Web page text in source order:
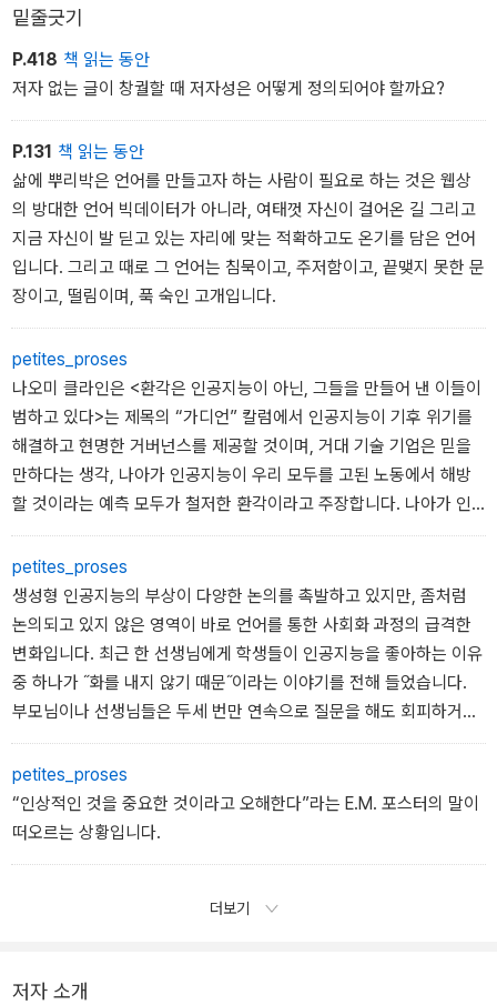
지는 차별점이 무엇인지, 그 기술이 사회 곳곳에 스며들기 전에 확립
해야 할 윤리는 무엇인지 살핀다. 인간의 읽기-쓰기, 인공지능의 읽
기-쓰기를 비교·대조하며 사람이 읽고 쓴 글과 인공지능이 읽고 쓴 글
행위는 인간의 읽기-쓰기를 대체할 수 있을까? 리터러시 생태계의 근
본적 변화 속에서 우리는 읽고 쓰는 존재로서의 자신을 어떻게 더 잘
돌볼 수 있을까? 단순히 인공지능의 활용법을 넘어 새로운 기술에 대
한 제대로 된 관점과 태도 정립을 돕는 책이다.
밑줄긋기
P.418 책 읽는 동안
저자 없는 글이 창궐할 때 저자성은 어떻게 정의되어야 할까요?
P.131 책 읽는 동안
삶에 뿌리박은 언어를 만들고자 하는 사람이 필요로 하는 것은 웹상
의 방대한 언어 빅데이터가 아니라, 여태껏 자신이 걸어온 길 그리고
지금 자신이 발 딛고 있는 자리에 맞는 적확하고도 온기를 담은 언어
입니다. 그리고 때로 그 언어는 침묵이고, 주저함이고, 끝맺지 못한 문
장이고, 떨림이며, 푹 숙인 고개입니다.
petites_proses
나오미 클라인은 <환각은 인공지능이 아닌, 그들을 만들어 낸 이들이
범하고 있다>는 제목의 “가디언” 칼럼에서 인공지능이 기후 위기를
해결하고 현명한 거버넌스를 제공할 것이며, 거대 기술 기업은 믿을
만하다는 생각, 나아가 인공지능이 우리 모두를 고된 노동에서 해방
할 것이라는 예측 모두가 철저한 환각이라고 주장합니다. 나아가 인
공지능 개발을 이끄는 거대 IT기업의 전략을 “인류 역사상 가장 방대
하고 치명적인 도둑질”이라 표현하면서, 역사상 가장 많은 부를 축적
한 글로벌 대기업들이 “디지털 형태로 존재하는 인간 지식의 총합을
일방적으로 탈취하여 독점 제품 안에 가두어 두는 것”이라고 일침을
날립니다.
petites_proses
생성형 인공지능의 부상이 다양한 논의를 촉발하고 있지만, 좀처럼
논의되고 있지 않은 영역이 바로 언어를 통한 사회화 과정의 급격한
변화입니다. 최근 한 선생님에게 학생들이 인공지능을 좋아하는 이유
중 하나가 ˝화를 내지 않기 때문˝이라는 이야기를 전해 들었습니다.
부모님이나 선생님들은 두세 번만 연속으로 질문을 해도 회피하거나
짜증을 내는데, 인공지능은 절대 화를 내지 않고 묵묵히 ‘인내심을 가
지고’ 답을 해 준다는 것이었지요. 그 학생들에게는 인공지능의 빠른
언어 생성과 높은 생산성도 중요했지만, 이전과는 전혀 다른 사회적
상호작용을 경험했다는 것이 더욱 중요했습니다.
petites_proses
“인상적인 것을 중요한 것이라고 오해한다”라는 E.M. 포스터의 말이
떠오르는 상황입니다.
더보기
저자 소개